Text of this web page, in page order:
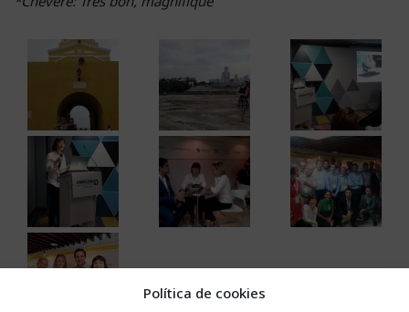
Política de cookies